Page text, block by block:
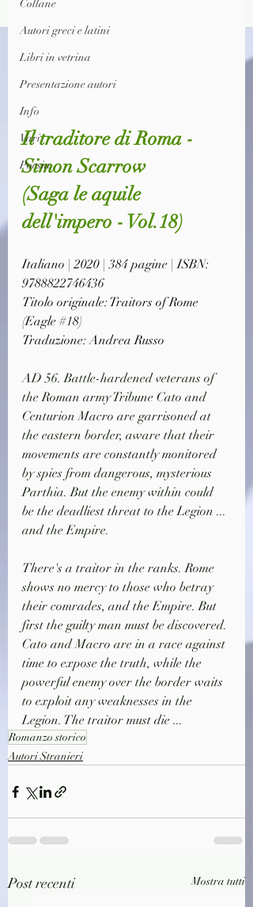
Collane
Autori greci e latini
Libri in vetrina
Presentazione autori
Info
Vari
Poesia
Il traditore di Roma -
Simon Scarrow
(Saga le aquile
dell'impero - Vol.18)
Italiano | 2020 | 384 pagine | ISBN:
9788822746436
Titolo originale: Traitors of Rome
(Eagle #18)
Traduzione: Andrea Russo
AD 56. Battle-hardened veterans of
the Roman army Tribune Cato and
Centurion Macro are garrisoned at
the eastern border, aware that their
movements are constantly monitored
by spies from dangerous, mysterious
Parthia. But the enemy within could
be the deadliest threat to the Legion ...
and the Empire.
There's a traitor in the ranks. Rome
shows no mercy to those who betray
their comrades, and the Empire. But
first the guilty man must be discovered.
Cato and Macro are in a race against
time to expose the truth, while the
powerful enemy over the border waits
to exploit any weaknesses in the
Legion. The traitor must die ...
Romanzo storico
Autori Stranieri
Post recenti Mostra tutti